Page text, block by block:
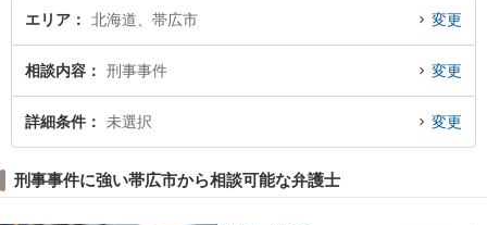
ブルを今すぐに弁護士に相談したい』『刑事事件のトラブル解決の実績豊富な
エリア 北海道、帯広市 変更
相談内容 刑事事件 変更
詳細条件 未選択 変更
刑事事件に強い帯広市から相談可能な弁護士